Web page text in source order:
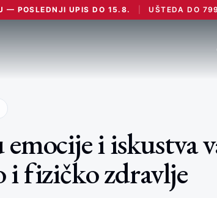
— POSLEDNJI UPIS DO 15.8. UŠTEDA DO 799
i iskustva
i fizičko zdravlje